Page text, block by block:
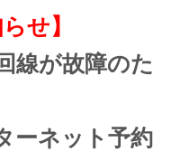
せ】
線が故障のた
ーネット予約